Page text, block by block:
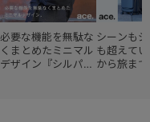
必要な機能を無駄な
くまとめたミニマル
デザイン『シルパッ
シーンも
も超えて
から旅ま